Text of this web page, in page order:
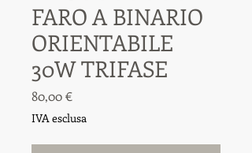
FARO A BINARIO
ORIENTABILE
30W TRIFASE
80,00 €Prezzo
IVA esclusa